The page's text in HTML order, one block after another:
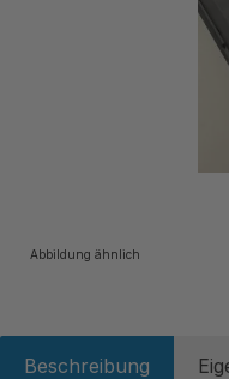
Abbildung ähnlich
Beschreibung